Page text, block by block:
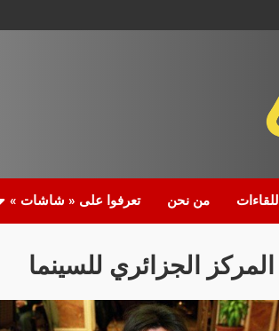
اللقاءات من نحن تعرفوا على « شاشات »
المركز الجزائري للسينما